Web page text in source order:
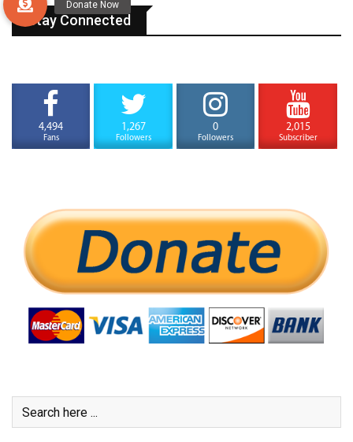
Stay Connected
4,494
Fans
1,267
Followers
0
Followers
2,015
Subscriber